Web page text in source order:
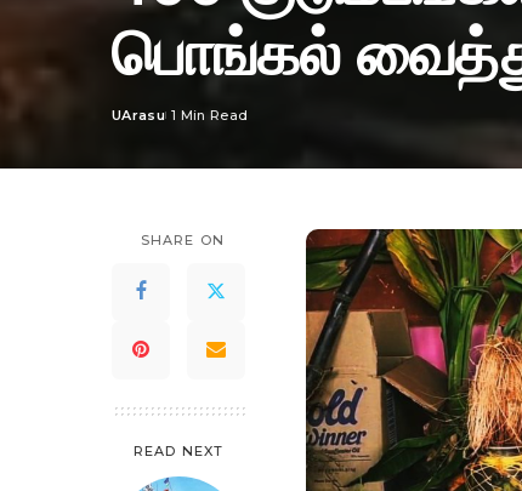
பொங்கல்
Posted
UArasu 1 Min Read
SHARE ON
READ NEXT